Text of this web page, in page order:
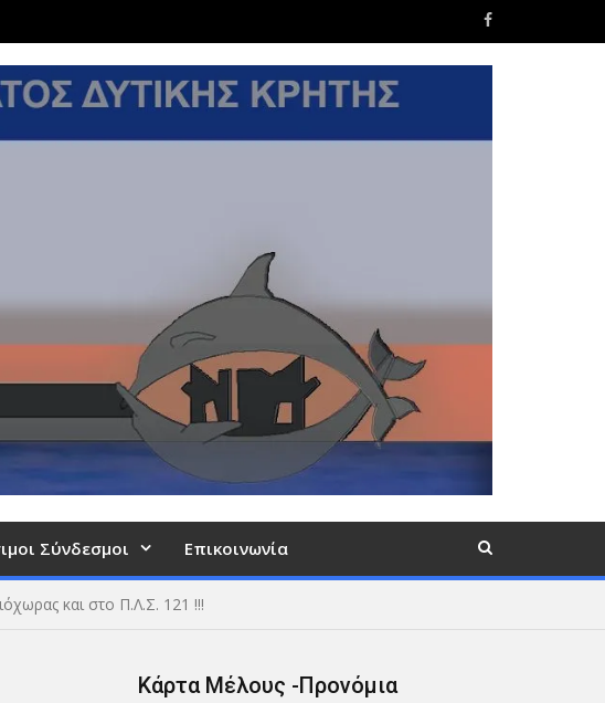
Σύνδεσμοι Επικοινωνία
και στο Π.Λ.Σ. 121 !!!
Κάρτα Μέλους -Προνόμια